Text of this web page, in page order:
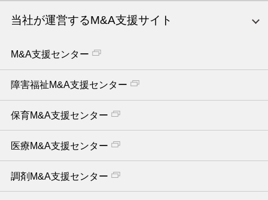
当社が運営するM&A支援サイト
M&A支援センター
障害福祉M&A支援センター
保育M&A支援センター
医療M&A支援センター
調剤M&A支援センター